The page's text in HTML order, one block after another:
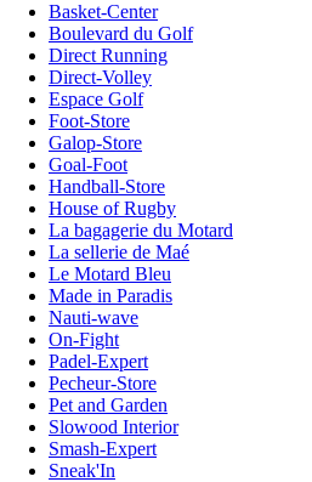
Basket-Center
Boulevard du Golf
Direct Running
Direct-Volley
Espace Golf
Foot-Store
Galop-Store
Goal-Foot
Handball-Store
House of Rugby
La bagagerie du Motard
La sellerie de Maé
Le Motard Bleu
Made in Paradis
Nauti-wave
On-Fight
Padel-Expert
Pecheur-Store
Pet and Garden
Slowood Interior
Smash-Expert
Sneak'In